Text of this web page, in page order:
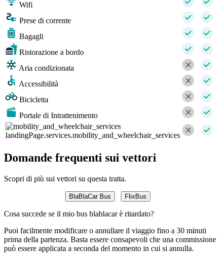
Wifi
Prese di corrente
Bagagli
Ristorazione a bordo
Aria condizionata
Accessibilità
Bicicletta
Portale di Intrattenimento
landingPage.services.mobility_and_wheelchair_services
Domande frequenti sui vettori
Scopri di più sui vettori su questa tratta.
BlaBlaCar Bus FlixBus
Cosa succede se il mio bus blablacar è ritardato?
Puoi facilmente modificare o annullare il viaggio fino a 30 minuti
prima della partenza. Basta essere consapevoli che una commissione
può essere applicata a seconda del momento in cui si annulla.